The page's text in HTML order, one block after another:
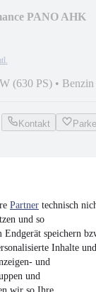
Partner technisch
und so
Endgerät speichern
Inhalte und
und
und
PANO AHK
(630 PS) • Benzin
Kontakt
App installieren